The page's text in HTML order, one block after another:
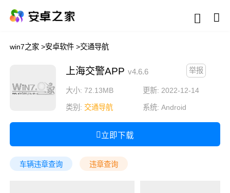
win7之家 >安卓软件 >交通导航
上海交警APP v4.6.6 举报
大小: 72.13MB 更新: 2022-12-14
类别: 交通导航 系统:Android
立即下载
车辆违章查询 违章查询